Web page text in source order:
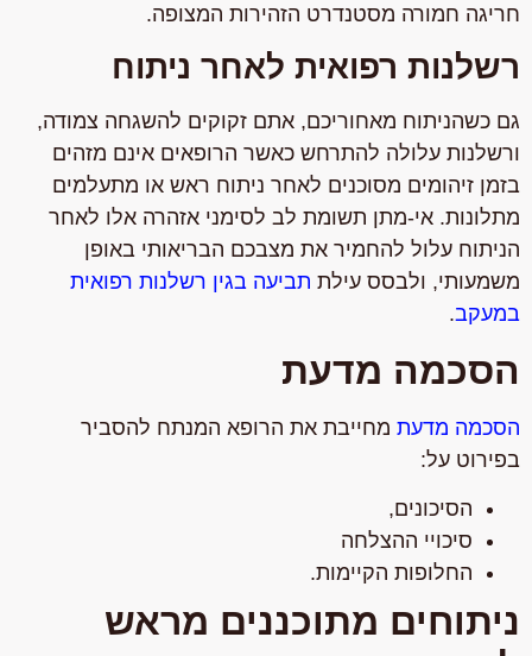
חריגה חמורה מסטנדרט הזהירות המצופה.
רשלנות רפואית לאחר ניתוח
גם כשהניתוח מאחוריכם, אתם זקוקים להשגחה צמודה,
ורשלנות עלולה להתרחש כאשר הרופאים אינם מזהים
בזמן זיהומים מסוכנים לאחר ניתוח ראש או מתעלמים
מתלונות. אי-מתן תשומת לב לסימני אזהרה אלו לאחר
הניתוח עלול להחמיר את מצבכם הבריאותי באופן
משמעותי, ולבסס עילת תביעה בגין רשלנות רפואית
במעקב.
הסכמה מדעת
הסכמה מדעתמחייבת את הרופא המנתח להסביר
בפירוט על:
הסיכונים,
סיכויי ההצלחה
החלופות הקיימות.
ניתוחים מתוכננים מראש